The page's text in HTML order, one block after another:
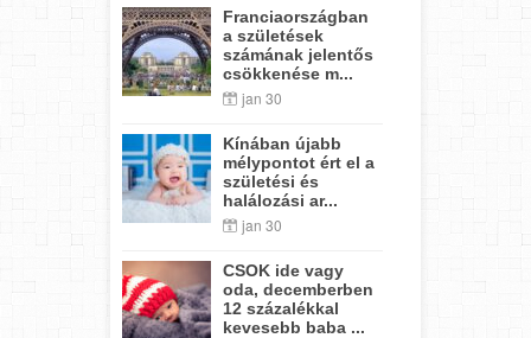
Franciaországban
a születések
számának jelentős
csökkenése m...
jan 30
Kínában újabb
mélypontot ért el a
születési és
halálozási ar...
jan 30
CSOK ide vagy
oda, decemberben
12 százalékkal
kevesebb baba ...